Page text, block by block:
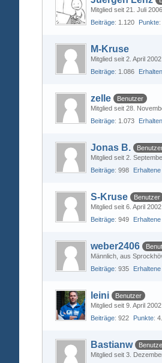
Mitglied seit 21. Juli 2006
Beiträge 1.120 Punkte
M-Kruse
Mitglied seit 2. April 2002
Beiträge 1.086
zelle
Benutzer
Mitglied seit 28.
Beiträge 1.073
Jonas B.
Mitglied seit 2.
Beiträge 998
S-Kruse
Benutzer
Mitglied seit 6. April 2002
Beiträge 949
weber2406
Männlich aus
Beiträge 935
leini
Benutzer
Mitglied seit 9. April 2002
Beiträge 922 Punkte
Bastianw
Mitglied seit 3.